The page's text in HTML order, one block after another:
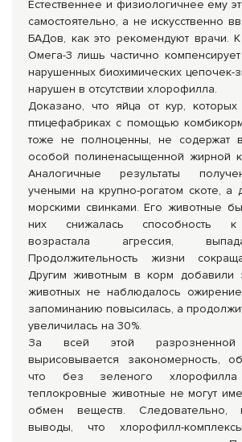
Естественнее и физиологичнее ему
самостоятельно, а не искусственно
БАДов, как это рекомендуют врачи.
Омега-3 лишь частично
нарушенных биохимических цепочек-
нарушен в отсутствии хлорофилла.
Доказано, что яйца от кур,
птицефабриках с помощью
тоже не полноценны, не содержат
особой полиненасыщенной жирной
Аналогичные результаты
учеными на крупно-рогатом скоте,
морскими свинками. Его животные
них снижалась способность к
возрастала агрессия,
Продолжительность жизни
Другим животным в корм добавили
животных не наблюдалось
запоминанию повысилась, а
увеличилась на 30%.
За всей этой разрозненной
вырисовывается закономерность,
что без зеленого
теплокровные животные не могут
обмен веществ. Следовательно,
выводы, что хлорофилл-